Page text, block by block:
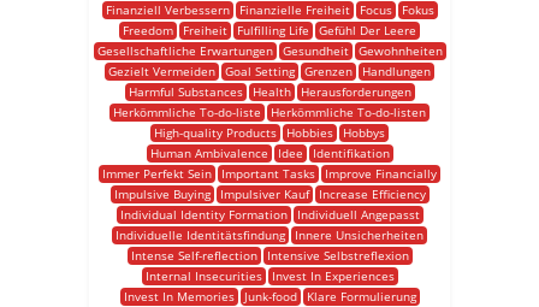
Finanziell Verbessern
Finanzielle Freiheit Focus
Fokus
Freedom
Freiheit Fulfilling Life
Gefühl Der Leere
Gesellschaftliche Erwartungen
Gesundheit
Gewohnheiten
Gezielt Vermeiden Goal Setting Grenzen
Handlungen
Harmful Substances
Health
Herausforderungen
Herkömmliche To-do-liste
Herkömmliche To-do-listen
High-quality Products
Hobbies
Hobbys
Human Ambivalence
Idee
Identifikation
Immer Perfekt Sein
Important Tasks
Improve Financially
Impulsive Buying
Impulsiver Kauf
Increase Efficiency
Individual Identity Formation
Individuell Angepasst
Individuelle Identitätsfindung
Innere Unsicherheiten
Intense Self-reflection
Intensive Selbstreflexion
Internal Insecurities
Invest In Experiences
Invest In Memories
Junk-food
Klare Formulierung